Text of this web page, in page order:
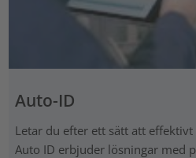
Auto-ID
Letar du efter ett sätt att
Auto ID erbjuder lösningar med